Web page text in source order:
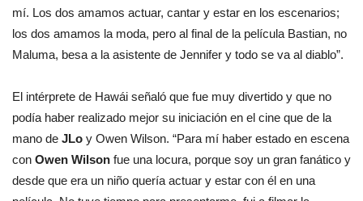
mí. Los dos amamos actuar, cantar y estar en los escenarios;
los dos amamos la moda, pero al final de la película Bastian, no
Maluma, besa a la asistente de Jennifer y todo se va al diablo”.
El intérprete de Hawái señaló que fue muy divertido y que no
podía haber realizado mejor su iniciación en el cine que de la
mano de JLo y Owen Wilson. “Para mí haber estado en escena
con Owen Wilson fue una locura, porque soy un gran fanático y
desde que era un niño quería actuar y estar con él en una